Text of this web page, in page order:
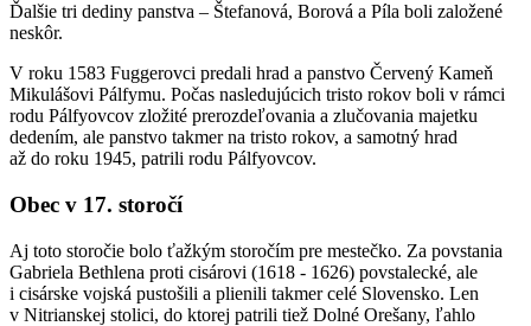
Ďalšie tri dediny panstva – Štefanová, Borová a Píla boli založené
neskôr.
V roku 1583 Fuggerovci predali hrad a panstvo Červený Kameň
Mikulášovi Pálfymu. Počas nasledujúcich tristo rokov boli v rámci
rodu Pálfyovcov zložité prerozdeľovania a zlučovania majetku
dedením, ale panstvo takmer na tristo rokov, a samotný hrad
až do roku 1945, patrili rodu Pálfyovcov.
Obec v 17. storočí
Aj toto storočie bolo ťažkým storočím pre mestečko. Za povstania
Gabriela Bethlena proti cisárovi (1618 - 1626) povstalecké, ale
i cisárske vojská pustošili a plienili takmer celé Slovensko. Len
v Nitrianskej stolici, do ktorej patrili tiež Dolné Orešany, ľahlo